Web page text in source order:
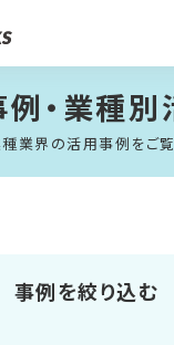
・業種別
業界の活用事例をご
事例を絞り込む